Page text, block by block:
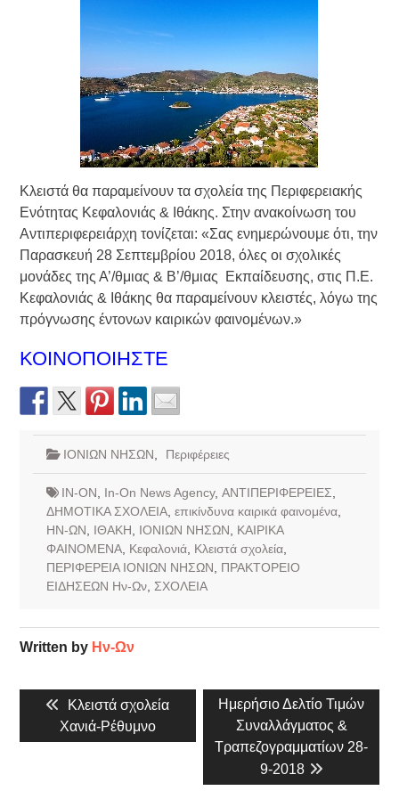
Κατάργηση βιβλιαρίων Υγείας
Ημερήσιο Δελτίο Τιμών
Συναλλάγματος &
Τραπεζογραμματίων 7-3-2019
Ημερήσιο Δελτίο Τιμών
Συναλλάγματος &
Τραπεζογραμματίων 4-3-2019
Κάθοδος αγροτών
Κλειστά θα παραμείνουν τα σχολεία της Περιφερειακής
Ενότητας Κεφαλονιάς & Ιθάκης. Στην ανακοίνωση του
Αντιπεριφερειάρχη τονίζεται: «Σας ενημερώνουμε ότι, την
Παρασκευή 28 Σεπτεμβρίου 2018, όλες οι σχολικές
μονάδες της Α’/θμιας & Β’/θμιας Εκπαίδευσης, στις Π.Ε.
Κεφαλονιάς & Ιθάκης θα παραμείνουν κλειστές, λόγω της
πρόγνωσης έντονων καιρικών φαινομένων.»
ΚΟΙΝΟΠΟΙΗΣΤΕ
ΙΟΝΙΩΝ ΝΗΣΩΝ Περιφέρειες
IN-ON In-On News Agency, ΑΝΤΙΠΕΡΙΦΕΡΕΙΕΣ
ΔΗΜΟΤΙΚΑ ΣΧΟΛΕΙΑ, επικίνδυνα καιρικά φαινομένα,
ΗΝ-ΩΝ
ΙΘΑΚΗ ΙΟΝΙΩΝ ΝΗΣΩΝ
ΚΑΙΡΙΚΑ
ΦΑΙΝΟΜΕΝΑ, Κεφαλονιά, Κλειστά σχολεία,
ΠΕΡΙΦΕΡΕΙΑ ΙΟΝΙΩΝ ΝΗΣΩΝ
ΠΡΑΚΤΟΡΕΙΟ
ΕΙΔΗΣΕΩΝ Ην-Ων, ΣΧΟΛΕΙΑ
Written by Ην-Ων
άρθρωνPrevious
post:
Κλειστά σχολεία
Χανιά-Ρέθυμνο
Next
post:
Ημερήσιο Δελτίο Τιμών
Συναλλάγματος &
Τραπεζογραμματίων 28-
9-2018